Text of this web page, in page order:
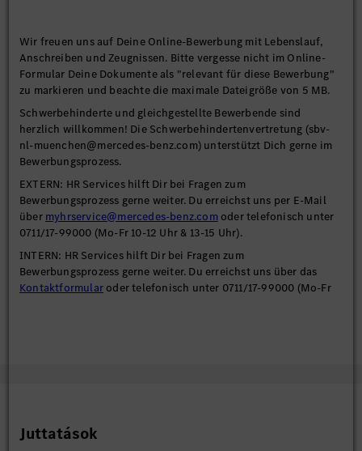
Wir freuen uns auf Deine Online-Bewerbung mit Lebenslauf,
Anschreiben und Zeugnissen. Bitte vergesse nicht im Online-
Formular Deine Dokumente als "relevant für diese Bewerbung"
zu markieren und beachte die maximale Dateigröße von 5 MB.
Schwerbehinderte und gleichgestellte Bewerbende sind
herzlich willkommen! Die Schwerbehindertenvertretung (sbv-
nl-muenchen@mercedes-benz.com) unterstützt Dich gerne im
Bewerbungsprozess.
EXTERN: HR Services hilft Dir bei Fragen zum
Bewerbungsprozess gerne weiter. Du erreichst uns per E-Mail
über myhrservice@mercedes-benz.com oder telefonisch unter
0711/17-99000 (Mo-Fr 10-12 Uhr & 13-15 Uhr).
INTERN: HR Services hilft Dir bei Fragen zum
Bewerbungsprozess gerne weiter. Du erreichst uns über das
Kontaktformular oder telefonisch unter 0711/17-99000 (Mo-Fr
Juttatások